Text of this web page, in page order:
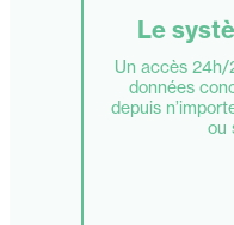
Le
Un accès 24h/
données
depuis
ou